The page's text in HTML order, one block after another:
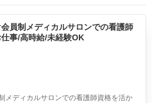
員制メディカルサロンでの看護師
事/高時給/未経験OK
メディカルサロンでの看護師資格を活か